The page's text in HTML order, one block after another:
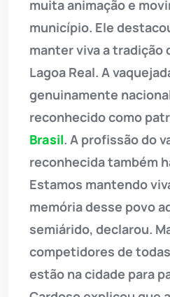
muita animação e
município. Ele
manter viva a tradição
Lagoa Real. A
genuinamente
reconhecido como
Brasil. A profissão do
reconhecida também
Estamos mantendo
memória desse povo
semiárido, declarou.
competidores de
estão na cidade para